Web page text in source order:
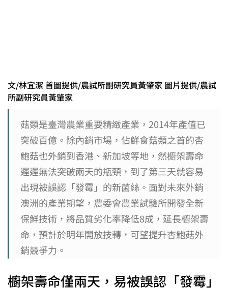
文/林宜潔 首圖提供/農試所副研究員黃肇家 圖片提供/農試
所副研究員黃肇家
菇類是臺灣農業重要精緻產業，2014年產值已
突破百億。除內銷市場，佔鮮食菇類之首的杏
鮑菇也外銷到香港、新加坡等地，然櫥架壽命
遲遲無法突破兩天的瓶頸，到了第三天就容易
出現被誤認「發霉」的新菌絲。面對未來外銷
澳洲的產業期望，農委會農業試驗所開發全新
保鮮技術，將品質劣化率降低8成，延長櫥架壽
命，預計於明年開放技轉，可望提升杏鮑菇外
銷競爭力。